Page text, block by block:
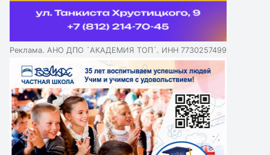
Реклама. АНО ДПО `АКАДЕМИЯ ТОП`. ИНН 7730257499